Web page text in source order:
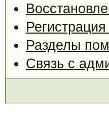
Разделы
Связь с